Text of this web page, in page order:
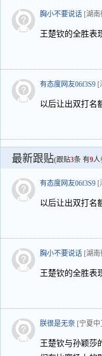
胸小不要说话 [湖南
王楚钦的全胜表
有态度网友06f3S9 [
以后让出双打名
最新跟贴(跟贴3条 有9人
有态度网友06f3S9 [
以后让出双打名
胸小不要说话 [湖南
王楚钦的全胜表
朕很是无奈 [宁夏中
王楚钦与孙颖莎